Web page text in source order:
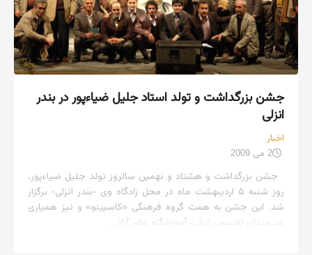
جشن بزرگداشت و تولد استاد جلیل ضیاءپور در بندر
انزلی
اخبار
2 می 2009
جشن بزرگداشت و هشتاد و نهمین سالروز تولد جلیل ضیاءپور،
روز شنبه ۵ اردیبهشت ماه در محل زادگاه وی -بندر انزلی- برگزار
شد. این جشن به همت گروه فرهنگی «کاسپینو» و نیز همیاری
هنرمندان تجسمی انزلی، آموزشگاه های آزاد...